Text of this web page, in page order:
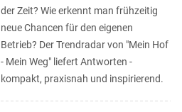
der Zeit? Wie erkennt man frühzeitig
neue Chancen für den eigenen
Betrieb? Der Trendradar von "Mein Hof
- Mein Weg" liefert Antworten -
kompakt, praxisnah und inspirierend.